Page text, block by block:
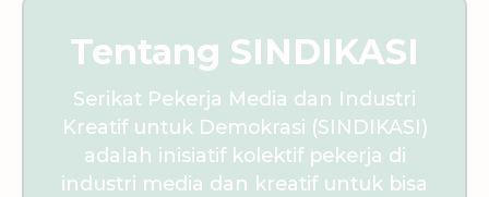
Tentang SINDIKASI
Serikat Pekerja Media dan Industri
Kreatif untuk Demokrasi (SINDIKASI)
adalah inisiatif kolektif pekerja di
industri media dan kreatif untuk bisa